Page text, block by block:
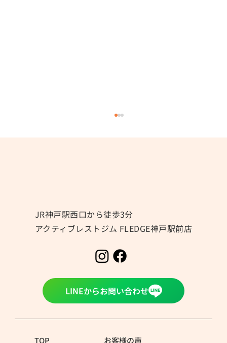
夏の身体づくりは「体重」よりも「身体
の中身」を見てみませんか？
JR神戸駅西口から徒歩3分
アクティブレストジム FLEDGE神戸駅前店
LINEからお問い合わせ
TOP お客様の声